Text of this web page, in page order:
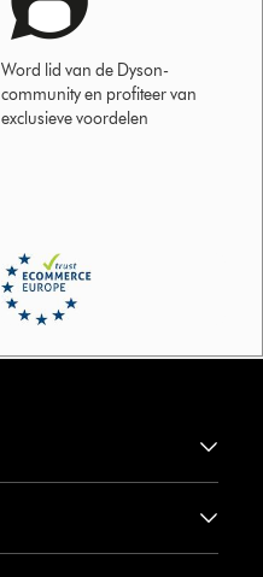
Word lid van de Dyson-
community en profiteer van
exclusieve voordelen